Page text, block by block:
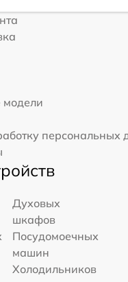
модели
персональных
Духовых
шкафов
Посудомоечных
машин
Холодильников